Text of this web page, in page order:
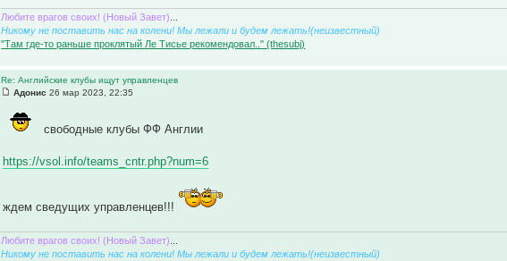
Любите врагов своих! (Новый Завет)
Никому не поставить нас на колени! Мы лежали и будем лежать!(неизвестный)
"Там где-то раньше проклятый Ле Тисье рекомендовал.." (thesubj)
Re: Английские клубы ищут управленцев
Адонис 26 мар 2023, 22:35
свободные клубы ФФ Англии
https://vsol.info/teams_cntr.php?num=6
ждем сведущих управленцев!!!
Любите врагов своих! (Новый Завет)
Никому не поставить нас на колени! Мы лежали и будем лежать!(неизвестный)